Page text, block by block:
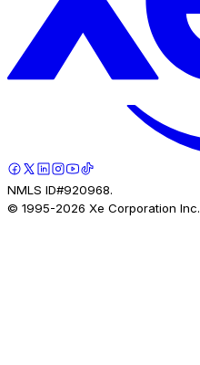
NMLS ID#920968.
© 1995-2026 Xe Corporation Inc.